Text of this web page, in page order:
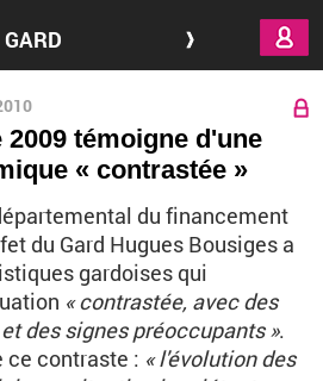
GARD
2009 témoigne d'une
« contrastée »
du financement
du Gard Hugues Bousiges a
gardoises qui
« contrastée, avec des
des signes préoccupants ».
contraste : « l'évolution des